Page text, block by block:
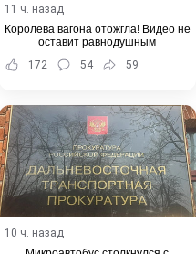
11 ч. назад
Королева вагона отожгла! Видео не
оставит равнодушным
172
54 59
10 ч. назад